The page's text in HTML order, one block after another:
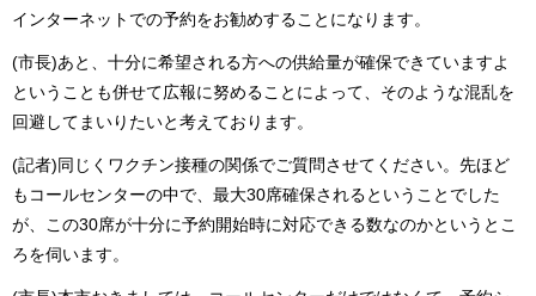
インターネットでの予約をお勧めすることになります。
(市長)あと、十分に希望される方への供給量が確保できていますよ
ということも併せて広報に努めることによって、そのような混乱を
回避してまいりたいと考えております。
(記者)同じくワクチン接種の関係でご質問させてください。先ほど
もコールセンターの中で、最大30席確保されるということでした
が、この30席が十分に予約開始時に対応できる数なのかというとこ
ろを伺います。